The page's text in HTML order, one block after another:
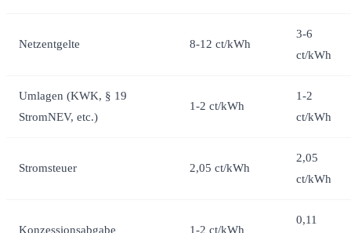
Netzentgelte 8-12 ct/kWh
3-6
ct/kWh
Umlagen (KWK, § 19
StromNEV, etc.)
1-2 ct/kWh
1-2
ct/kWh
Stromsteuer 2,05 ct/kWh
2,05
ct/kWh
Konzessionsabgabe 1-2 ct/kWh
0,11